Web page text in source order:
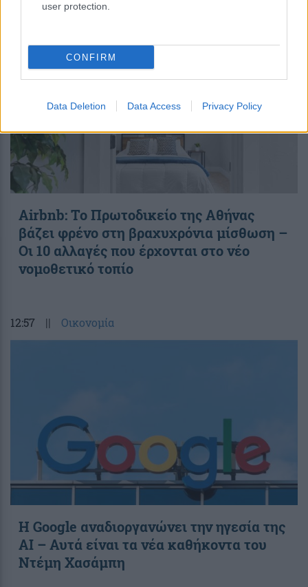
user protection.
CONFIRM
Data Deletion Data Access Privacy Policy
|| Οικονομία
Airbnb: Το Πρωτοδικείο της Αθήνας
βάζει φρένο στη βραχυχρόνια μίσθωση –
Οι 10 αλλαγές που έρχονται στο νέο
νομοθετικό τοπίο
12:57 || Οικονομία
Η Google αναδιοργανώνει την ηγεσία της
AI – Αυτά είναι τα νέα καθήκοντα του
Ντέμη Χασάμπη